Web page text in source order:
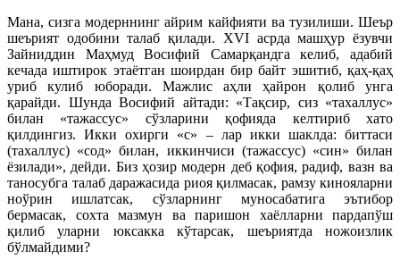
Мана, сизга модерннинг айрим кайфияти ва тузилиши. Шеър
шеърият одобини талаб қилади. XVI асрда машҳур ёзувчи
Зайниддин Маҳмуд Восифий Самарқандга келиб, адабий
кечада иштирок этаётган шоирдан бир байт эшитиб, қаҳ-қаҳ
уриб кулиб юборади. Мажлис аҳли ҳайрон қолиб унга
қарайди. Шунда Восифий айтади: «Тақсир, сиз «тахаллус»
билан «тажассус» сўзларини қофияда келтириб хато
қилдингиз. Икки охирги «с» – лар икки шаклда: биттаси
(тахаллус) «сод» билан, иккинчиси (тажассус) «син» билан
ёзилади», дейди. Биз ҳозир модерн деб қофия, радиф, вазн ва
таносубга талаб даражасида риоя қилмасак, рамзу кинояларни
ноўрин ишлатсак, сўзларнинг муносабатига эътибор
бермасак, сохта мазмун ва паришон хаёлларни пардапўш
қилиб уларни юксакка кўтарсак, шеъриятда ножоизлик
бўлмайдими?